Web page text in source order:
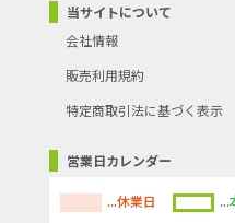
当サイトについて
会社情報
販売利用規約
特定商取引法に基づく表示
営業日カレンダー
...休業日
...